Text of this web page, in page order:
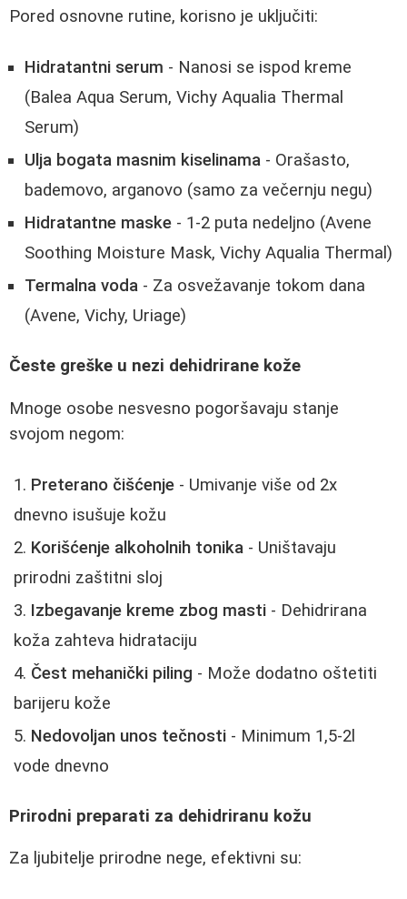
Pored osnovne rutine, korisno je uključiti:
Hidratantni serum - Nanosi se ispod kreme
(Balea Aqua Serum, Vichy Aqualia Thermal
Serum)
Ulja bogata masnim kiselinama - Orašasto,
bademovo, arganovo (samo za večernju negu)
Hidratantne maske - 1-2 puta nedeljno (Avene
Soothing Moisture Mask, Vichy Aqualia Thermal)
Termalna voda - Za osvežavanje tokom dana
(Avene, Vichy, Uriage)
Česte greške u nezi dehidrirane kože
Mnoge osobe nesvesno pogoršavaju stanje
svojom negom:
Preterano čišćenje - Umivanje više od 2x
dnevno isušuje kožu
Korišćenje alkoholnih tonika - Uništavaju
prirodni zaštitni sloj
Izbegavanje kreme zbog masti - Dehidrirana
koža zahteva hidrataciju
Čest mehanički piling - Može dodatno oštetiti
barijeru kože
Nedovoljan unos tečnosti - Minimum 1,5-2l
vode dnevno
Prirodni preparati za dehidriranu kožu
Za ljubitelje prirodne nege, efektivni su: